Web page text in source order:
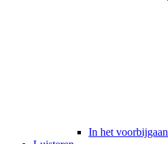
In het voorbijgaan